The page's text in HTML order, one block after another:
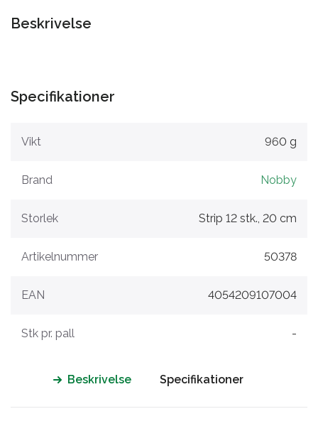
Beskrivelse
Specifikationer
Vikt 960 g
Brand Nobby
Storlek Strip 12 stk., 20 cm
Artikelnummer 50378
EAN 4054209107004
Stk pr. pall -
Beskrivelse Specifikationer